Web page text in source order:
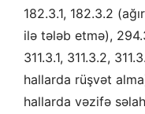
182.3.1, 182.3.2
ilə tələb etmə),
311.3.1, 311.3.2,
hallarda rüşvət
hallarda vəzifə